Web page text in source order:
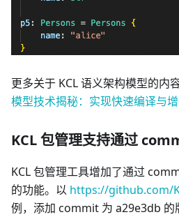
更多关于 KCL 语义架构模型的内
模型技术揭秘：实现快速编译与
KCL 包管理支持通过
KCL 包管理工具增加了通过
的功能。以 https://github.com/
例，添加 commit 为 a29e3db 的